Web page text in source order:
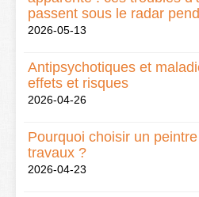
passent sous le radar
2026-05-13
Antipsychotiques et
effets et risques
2026-04-26
Pourquoi choisir un
travaux ?
2026-04-23